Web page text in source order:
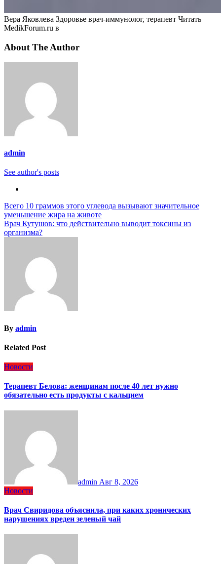
Вера Яковлева Здоровье врач-иммунолог, терапевт Читать
MedikForum.ru в
About The Author
admin
See author's posts
Навигация
по
записям
Всего 10 граммов этого углевода вызывают значительное
уменьшение жира на животе
Врач Кутушов: что действительно выводит токсины из
организма?
By admin
Related Post
Новости
Терапевт Белова: женщинам после 40 лет нужно
обязательно есть продукты с кальцием
admin Авг 8, 2026
Новости
Врач Свиридова объяснила, при каких хронических
нарушениях вреден зеленый чай